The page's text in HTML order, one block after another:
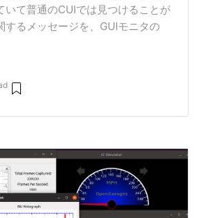
いて普通のCUIでは見つけることが
するメッセージを、GUIモニタの